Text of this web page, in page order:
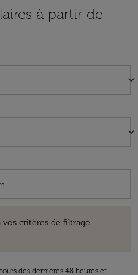
à partir de
keyboard_arrow_down
keyboard_arrow_down
critères de filtrage.
des dernières 48 heures et